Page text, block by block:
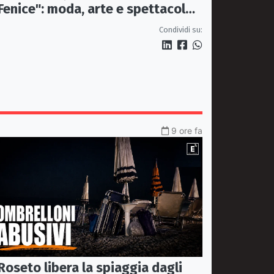
moda, arte e spettacolo
Condividi su:
9 ore fa
libera la spiaggia dagli